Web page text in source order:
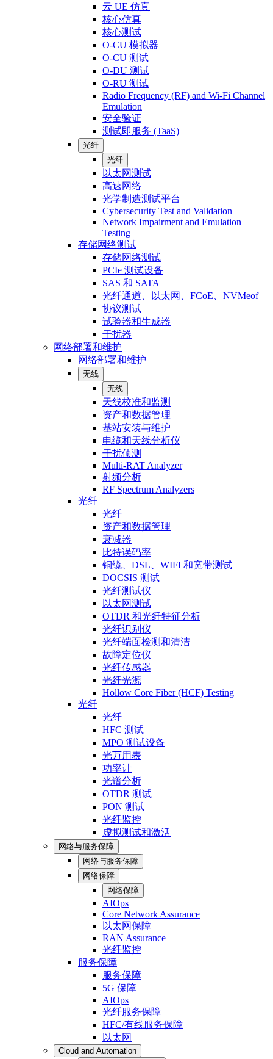
云 UE 仿真
核心仿真
核心测试
O-CU 模拟器
O-CU 测试
O-DU 测试
O-RU 测试
Radio Frequency (RF) and Wi-Fi Channel
Emulation
安全验证
测试即服务 (TaaS)
光纤
光纤
以太网测试
高速网络
光学制造测试平台
Cybersecurity Test and Validation
Network Impairment and Emulation
Testing
存储网络测试
存储网络测试
PCIe 测试设备
SAS 和 SATA
光纤通道、以太网、FCoE、NVMeof
协议测试
试验器和生成器
干扰器
网络部署和维护
网络部署和维护
无线
无线
天线校准和监测
资产和数据管理
基站安装与维护
电缆和天线分析仪
干扰侦测
Multi-RAT Analyzer
射频分析
RF Spectrum Analyzers
光纤
光纤
资产和数据管理
衰减器
比特误码率
铜缆、DSL、WIFI 和宽带测试
DOCSIS 测试
光纤测试仪
以太网测试
OTDR 和光纤特征分析
光纤识别仪
光纤端面检测和清洁
故障定位仪
光纤传感器
光纤光源
Hollow Core Fiber (HCF) Testing
光纤
光纤
HFC 测试
MPO 测试设备
光万用表
功率计
光谱分析
OTDR 测试
PON 测试
光纤监控
虚拟测试和激活
网络与服务保障
网络与服务保障
网络保障
网络保障
AIOps
Core Network Assurance
以太网保障
RAN Assurance
光纤监控
服务保障
服务保障
5G 保障
AIOps
光纤服务保障
HFC/有线服务保障
以太网
Cloud and Automation